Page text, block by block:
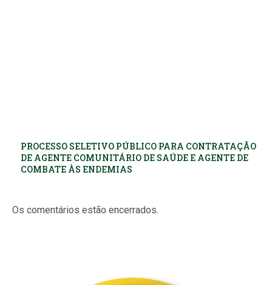
PROCESSO SELETIVO PÚBLICO PARA CONTRATAÇÃO
DE AGENTE COMUNITÁRIO DE SAÚDE E AGENTE DE
COMBATE ÀS ENDEMIAS
Os comentários estão encerrados.